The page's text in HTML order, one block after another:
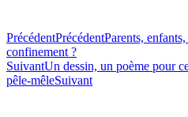
PrécédentPrécédentParents,
confinement ?
SuivantUn dessin, un poème pour
pêle-mêleSuivant